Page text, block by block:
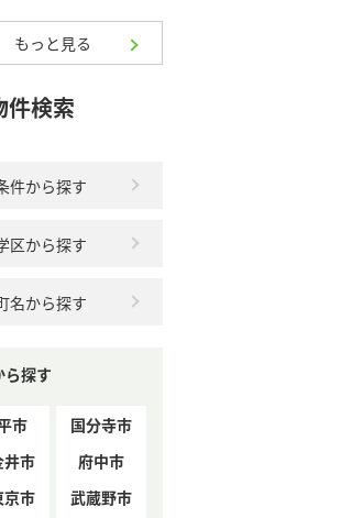
もっと見る
件検索
件から探す
区から探す
名から探す
ら探す
市
国分寺市
井市
府中市
京市
武蔵野市